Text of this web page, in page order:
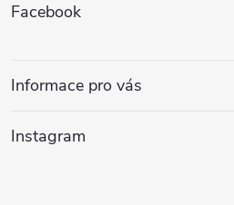
p
a
Facebook
Informace pro vás
Instagram